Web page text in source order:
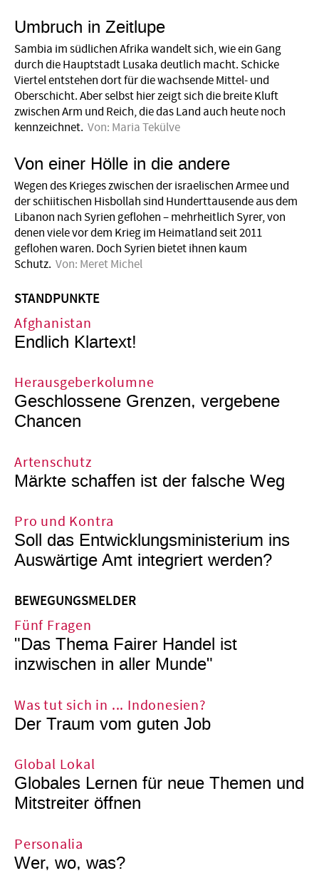
Umbruch in Zeitlupe
Sambia im südlichen Afrika wandelt sich, wie ein Gang
durch die Hauptstadt Lusaka deutlich macht. Schicke
Viertel entstehen dort für die wachsende Mittel- und
Oberschicht. Aber selbst hier zeigt sich die breite Kluft
zwischen Arm und Reich, die das Land auch heute noch
kennzeichnet. Von: Maria Tekülve
Von einer Hölle in die andere
Wegen des Krieges zwischen der israelischen Armee und
der schiitischen Hisbollah sind Hunderttausende aus dem
Libanon nach Syrien geflohen – mehrheitlich Syrer, von
denen viele vor dem Krieg im Heimatland seit 2011
geflohen waren. Doch Syrien bietet ihnen kaum
Schutz. Von: Meret Michel
STANDPUNKTE
Afghanistan
Endlich Klartext!
Herausgeberkolumne
Geschlossene Grenzen, vergebene
Chancen
Artenschutz
Märkte schaffen ist der falsche Weg
Pro und Kontra
Soll das Entwicklungsministerium ins
Auswärtige Amt integriert werden?
BEWEGUNGSMELDER
Fünf Fragen
"Das Thema Fairer Handel ist
inzwischen in aller Munde"
Was tut sich in ... Indonesien?
Der Traum vom guten Job
Global Lokal
Globales Lernen für neue Themen und
Mitstreiter öffnen
Personalia
Wer, wo, was?